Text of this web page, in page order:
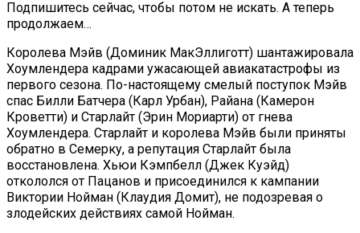
Подпишитесь сейчас, чтобы потом не искать. А теперь
продолжаем…
Королева Мэйв (Доминик МакЭллиготт) шантажировала
Хоумлендера кадрами ужасающей авиакатастрофы из
первого сезона. По-настоящему смелый поступок Мэйв
спас Билли Батчера (Карл Урбан), Райана (Камерон
Кроветти) и Старлайт (Эрин Мориарти) от гнева
Хоумлендера. Старлайт и королева Мэйв были приняты
обратно в Семерку, а репутация Старлайт была
восстановлена. Хьюи Кэмпбелл (Джек Куэйд)
откололся от Пацанов и присоединился к кампании
Виктории Нойман (Клаудия Домит), не подозревая о
злодейских действиях самой Нойман.